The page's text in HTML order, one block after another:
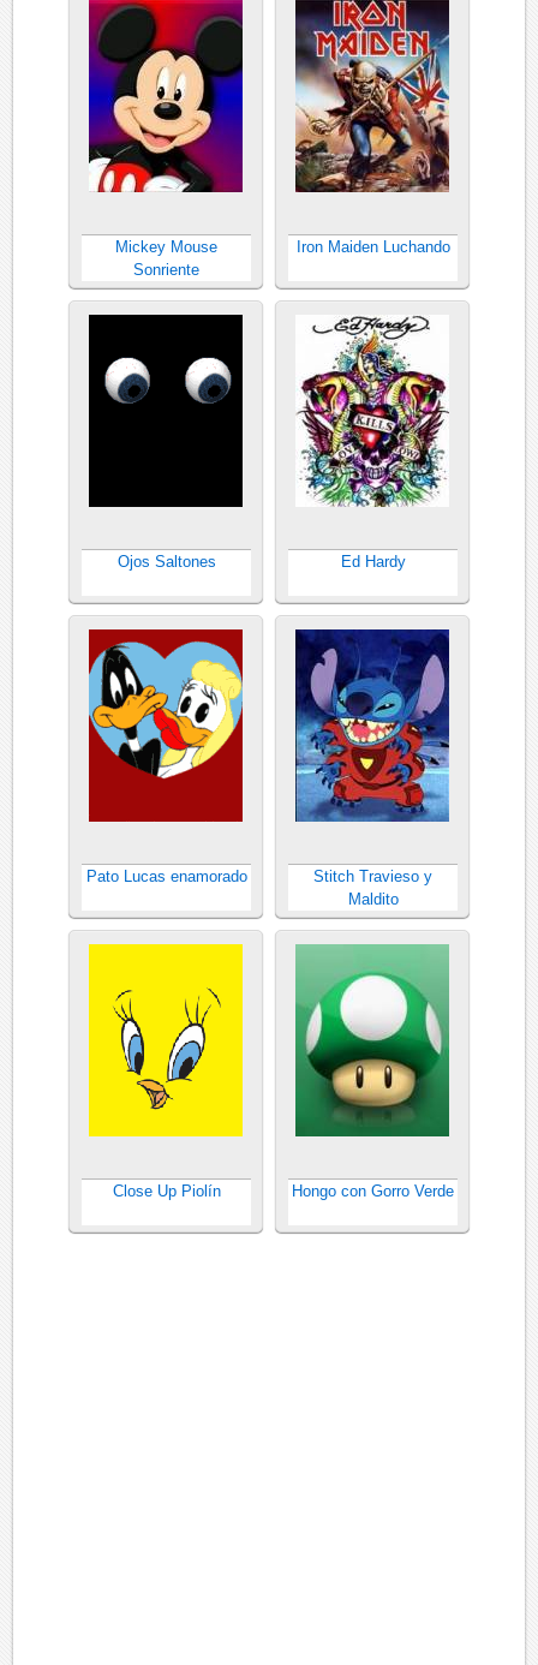
Mickey Mouse
Sonriente
Iron Maiden Luchando
Ojos Saltones Ed Hardy
Pato Lucas enamorado
Stitch Travieso y
Maldito
Close Up Piolín Hongo con Gorro Verde